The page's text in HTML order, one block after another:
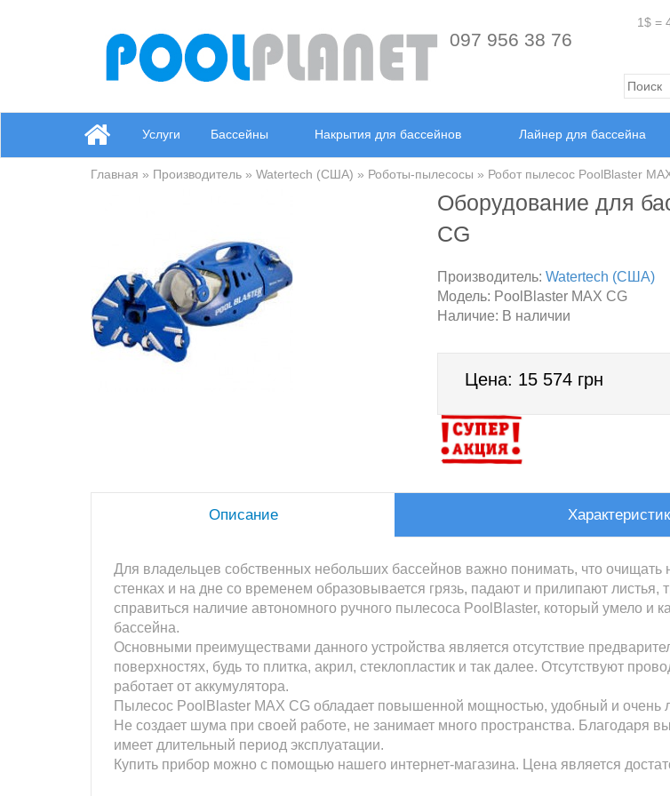
097 956 38 76
1$ =
Услуги Бассейны Накрытия для бассейнов Лайнер для бассейна
Главная » Производитель » Watertech (США) » Роботы-пылесосы » Робот пылесос PoolBlaster
Оборудование для
CG
Производитель: Watertech (США)
Модель: PoolBlaster MAX CG
Наличие: В наличии
Цена: 15 574 грн
Описание
Для владельцев собственных небольших бассейнов важно понимать, что очищать
стенках и на дне со временем образовывается грязь, падают и прилипают
справиться наличие автономного ручного пылесоса PoolBlaster, который умело и
бассейна.
Основными преимуществами данного устройства является отсутствие
поверхностях, будь то плитка, акрил, стеклопластик и так далее. Отсутствуют
работает от аккумулятора.
Пылесос PoolBlaster MAX CG обладает повышенной мощностью, удобный и очень
Не создает шума при своей работе, не занимает много пространства. Благодаря
имеет длительный период эксплуатации.
Купить прибор можно с помощью нашего интернет-магазина. Цена является